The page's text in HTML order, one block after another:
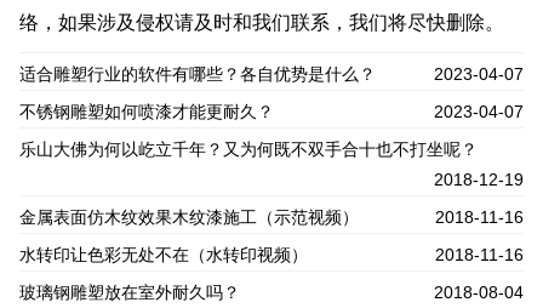
络，如果涉及侵权请及时和我们联系，我们将尽快删除。
适合雕塑行业的软件有哪些？各自优势是什么？
2023-04-07
不锈钢雕塑如何喷漆才能更耐久？
2023-04-07
乐山大佛为何以屹立千年？又为何既不双手合十也不打坐呢？
2018-12-19
金属表面仿木纹效果木纹漆施工（示范视频）
2018-11-16
水转印让色彩无处不在（水转印视频）
2018-11-16
玻璃钢雕塑放在室外耐久吗？
2018-08-04